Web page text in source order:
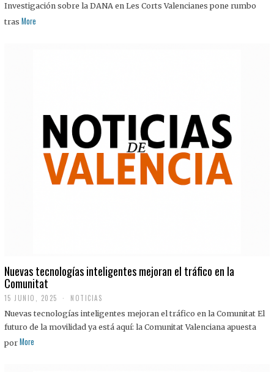
Investigación sobre la DANA en Les Corts Valencianes pone rumbo
tras More
Nuevas tecnologías inteligentes mejoran el tráfico en la
Comunitat
15 JUNIO, 2025 NOTICIAS
Nuevas tecnologías inteligentes mejoran el tráfico en la Comunitat El
futuro de la movilidad ya está aquí: la Comunitat Valenciana apuesta
por More